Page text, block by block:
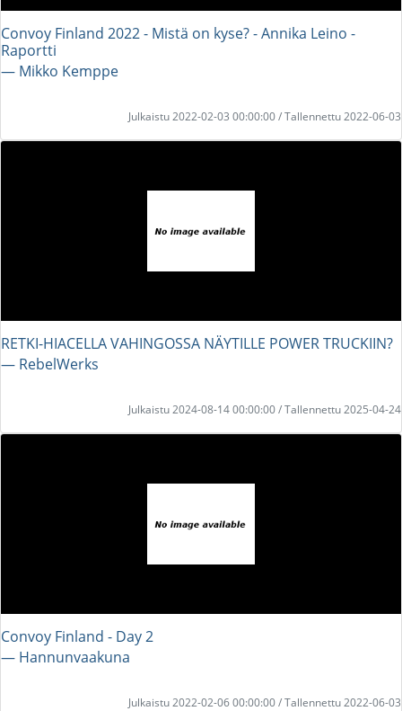
Convoy Finland 2022 - Mistä on kyse? - Annika Leino -
Raportti
― Mikko Kemppe
Julkaistu 2022-02-03 00:00:00 / Tallennettu 2022-06-03
RETKI-HIACELLA VAHINGOSSA NÄYTILLE POWER TRUCKIIN?
― RebelWerks
Julkaistu 2024-08-14 00:00:00 / Tallennettu 2025-04-24
Convoy Finland - Day 2
― Hannunvaakuna
Julkaistu 2022-02-06 00:00:00 / Tallennettu 2022-06-03